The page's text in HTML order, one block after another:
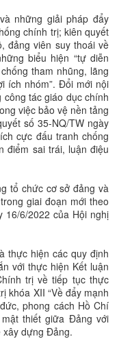
những giải pháp đẩy
chính trị; kiên quyết
đảng viên suy thoái về
biểu hiện “tự diễn
tham nhũng, lãng
ích nhóm”. Đổi mới nội
tác giáo dục chính
việc bảo vệ nền tảng
số 35-NQ/TW ngày
cực đấu tranh chống
điểm sai trái, luận điệu
tổ chức cơ sở đảng và
giai đoạn mới theo
16/6/2022 của Hội nghị
thực hiện các quy định
với thực hiện Kết luận
trị về tiếp tục thực
khóa XII “Về đẩy mạnh
phong cách Hồ Chí
thiết giữa Đảng với
xây dựng Đảng.